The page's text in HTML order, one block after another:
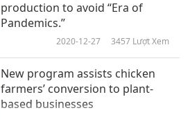
production to avoid “Era of
Pandemics.”
2020-12-27 3457 Lượt Xem
New program assists chicken
farmers’ conversion to plant-
based businesses